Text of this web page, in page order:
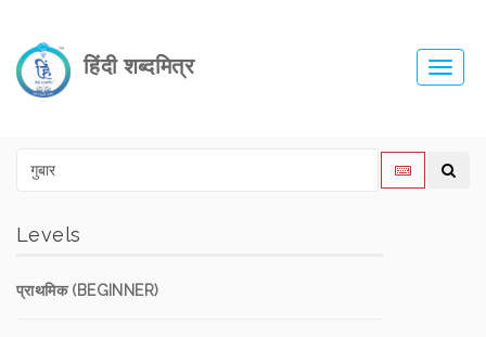
हिंदी शब्दमित्र
Levels
प्राथमिक (BEGINNER)